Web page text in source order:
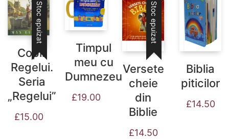
Stoc epuizat
Copiii
Regelui.
Seria
„Regelui”
£15.00
Timpul
meu cu
Dumnezeu
£19.00
Stoc epuizat
Versete
cheie
din
Biblie
£14.50
Biblia
piticilor
£14.50